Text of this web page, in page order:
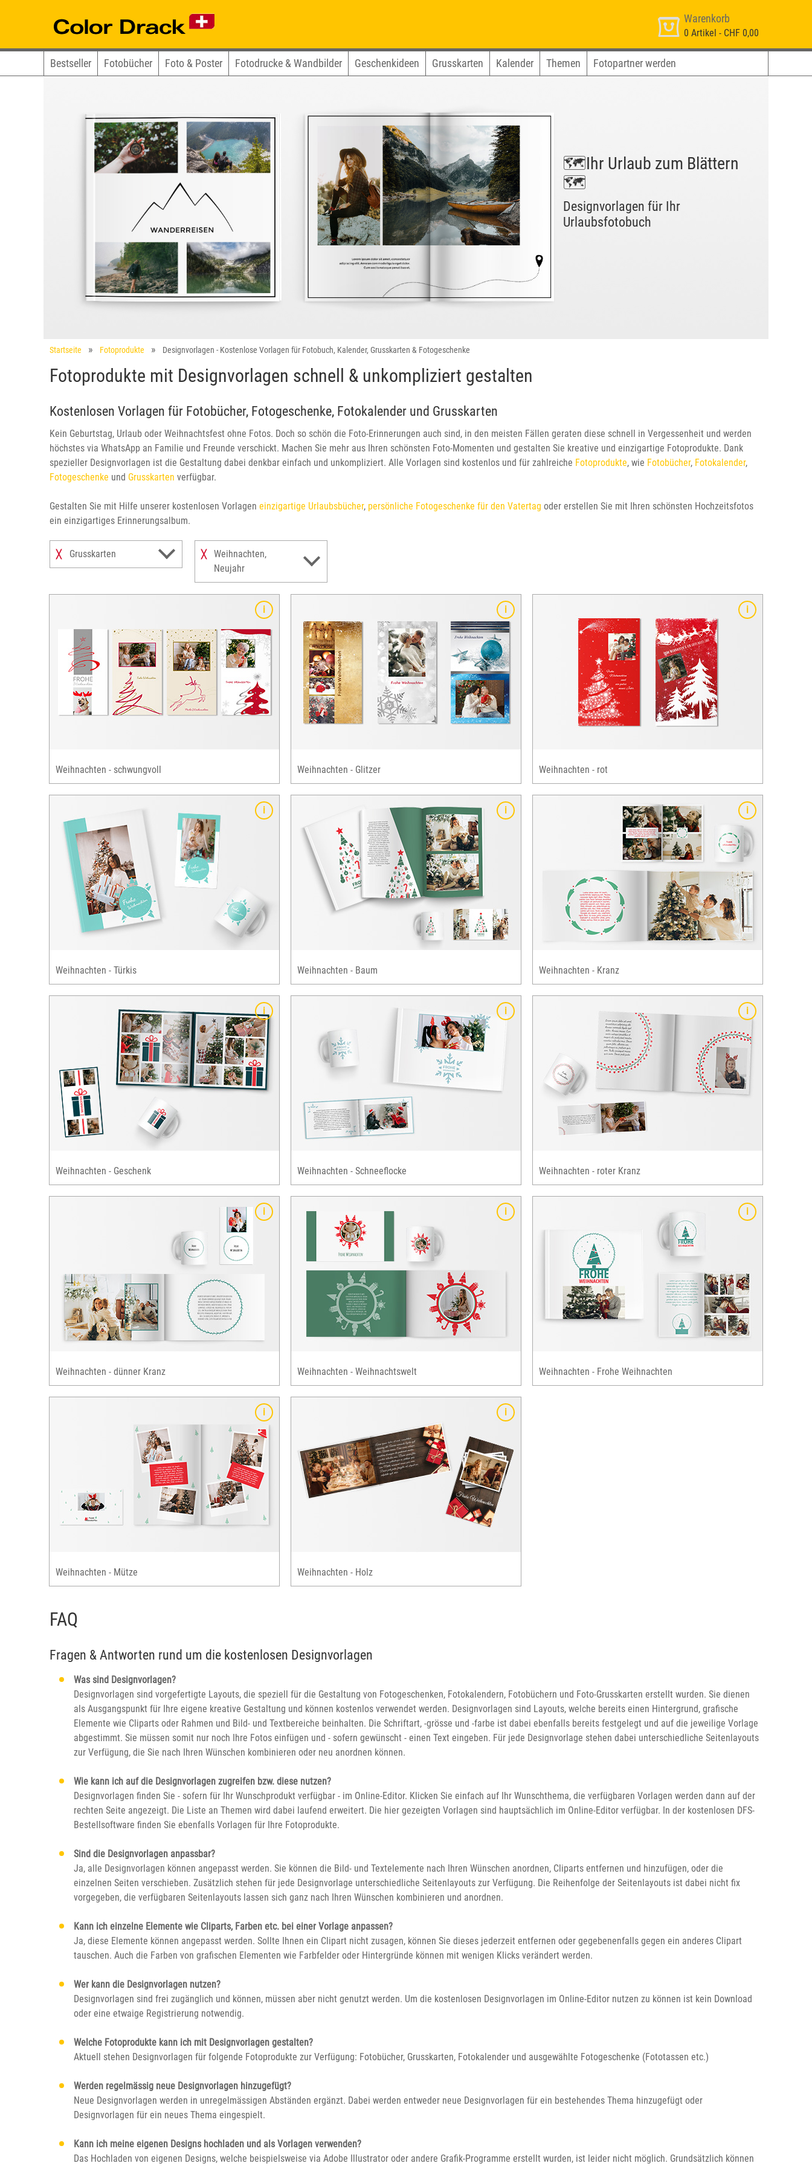
Warenkorb
0 Artikel - CHF 0,00
Bestseller Fotobücher Foto & Poster Fotodrucke & Wandbilder Geschenkideen Grusskarten Kalender Themen Fotopartner werden
🗺️Ihr Urlaub zum Blättern
🗺️
Designvorlagen für Ihr
Urlaubsfotobuch
Startseite Fotoprodukte Designvorlagen - Kostenlose Vorlagen für Fotobuch, Kalender, Grusskarten & Fotogeschenke
Fotoprodukte mit Designvorlagen schnell & unkompliziert gestalten
Kostenlosen Vorlagen für Fotobücher, Fotogeschenke, Fotokalender und Grusskarten
Kein Geburtstag, Urlaub oder Weihnachtsfest ohne Fotos. Doch so schön die Foto-Erinnerungen auch sind, in den meisten Fällen geraten diese schnell in Vergessenheit und werden
höchstes via WhatsApp an Familie und Freunde verschickt. Machen Sie mehr aus Ihren schönsten Foto-Momenten und gestalten Sie kreative und einzigartige Fotoprodukte. Dank
spezieller Designvorlagen ist die Gestaltung dabei denkbar einfach und unkompliziert. Alle Vorlagen sind kostenlos und für zahlreiche Fotoprodukte, wie Fotobücher, Fotokalender,
Fotogeschenke und Grusskarten verfügbar.
Gestalten Sie mit Hilfe unserer kostenlosen Vorlagen einzigartige Urlaubsbücher, persönliche Fotogeschenke für den Vatertag oder erstellen Sie mit Ihren schönsten Hochzeitsfotos
ein einzigartiges Erinnerungsalbum.
╳ Grusskarten ╳
Weihnachten,
Neujahr
Weihnachten - schwungvoll Weihnachten - Glitzer
Perfekt für Familien-Weihnachtskarten
festliches Design mit klassischen Winter- und
Weihnachtsmotiven
stimmungsvolle Farben: gold, silber und blau
auch als Design für weihnachtliche
Unternehmensgrüsse ideal
Weihnachten - rot
festliches Design in rot mit klassischen
Weihnachtselementen
klassische Weihnachtsfarbe: rot
Perfekt für festliche Familien-Weihnachtskarten
auch als Design für Firmen-Weihnachtsgrüsse
ideal
für alle Grusskarten-Formate verfügbar
Weihnachten - Türkis Weihnachten - Baum
ansprechendes Design & klassische
Weihnachtsobjekte
festliche Farben: rot & grün
Perfekt für Familien-Weihnachtskarten &
einzigartige Fotogeschenke
für zahlreiche Fotobuch-Formate, alle
Grusskarten & ausgewählte Fotogeschenke
verfügbar
Weihnachten - Kranz
Weniger ist mehr - minimalistisches, modernes
Design
festliche Farben & Elemente: rot & grün
Ideal für Ihr Weihnachts-Fotobuch: kombinieren
Sie 9 unterschiedliche Layouts
für zahlreiche Fotobuch-Formate, alle
Grusskarten & ausgewählte Fotogeschenke
Weihnachten - Geschenk Weihnachten - Schneeflocke
reduziertes, schlichtes Design
Wintermotiv: Schneeflocke
klassische Weihnachtsfarbe: blau
für zahlreiche Fotobuch-Formate, alle
Grusskarten & ausgewählte Fotogeschenke
verfügbar
Weihnachten - roter Kranz
Weihnachtsvorlage im skandinavischen Design
zentrales Motiv: Kranz
klassische Weihnachtsfarben: rot und grün
für zahlreiche Fotobuch-Formate, alle
Grusskarten & ausgewählte Fotogeschenke
verfügbar
Weihnachten - dünner Kranz Weihnachten - Weihnachtswelt
verspieltes, festliches Design im skandinavischen
klassische Weihnachtsfarben: rot & grün
bekannte Weihnachtselemente: Geschenk,
Zuckerstange, Baum, Schneemann, Schneeflocke
etc.
für zahlreiche Fotobuch-Formate, alle
Grusskarten & ausgewählte Fotogeschenke
Weihnachten - Frohe Weihnachten
Details
feierliches, modernes Design
klassische Weihnachtsfarben: rot & grün
klassisches Weihnachtsmotiv: Schneekugel bzw.
Christbaum mit Kugeln
für zahlreiche Fotobuch-Formate, alle
Grusskarten & ausgewählte Fotogeschenke
verfügbar
Weihnachten - Mütze Weihnachten - Holz
klassisches, festliches Design
festliche Weihnachtselemente: Holz & Geschenke
Perfekt für Familien-Weihnachtskarten
für alle Grusskarten-Formate verfügbar
FAQ
Fragen & Antworten rund um die kostenlosen Designvorlagen
Was sind Designvorlagen?
Designvorlagen sind vorgefertigte Layouts, die speziell für die Gestaltung von Fotogeschenken, Fotokalendern, Fotobüchern und Foto-Grusskarten erstellt wurden. Sie dienen
als Ausgangspunkt für Ihre eigene kreative Gestaltung und können kostenlos verwendet werden. Designvorlagen sind Layouts, welche bereits einen Hintergrund, grafische
Elemente wie Cliparts oder Rahmen und Bild- und Textbereiche beinhalten. Die Schriftart, -grösse und -farbe ist dabei ebenfalls bereits festgelegt und auf die jeweilige Vorlage
abgestimmt. Sie müssen somit nur noch Ihre Fotos einfügen und - sofern gewünscht - einen Text eingeben. Für jede Designvorlage stehen dabei unterschiedliche Seitenlayouts
zur Verfügung, die Sie nach Ihren Wünschen kombinieren oder neu anordnen können.
Wie kann ich auf die Designvorlagen zugreifen bzw. diese nutzen?
Designvorlagen finden Sie - sofern für Ihr Wunschprodukt verfügbar - im Online-Editor. Klicken Sie einfach auf Ihr Wunschthema, die verfügbaren Vorlagen werden dann auf der
rechten Seite angezeigt. Die Liste an Themen wird dabei laufend erweitert. Die hier gezeigten Vorlagen sind hauptsächlich im Online-Editor verfügbar. In der kostenlosen DFS-
Bestellsoftware finden Sie ebenfalls Vorlagen für Ihre Fotoprodukte.
Sind die Designvorlagen anpassbar?
Ja, alle Designvorlagen können angepasst werden. Sie können die Bild- und Textelemente nach Ihren Wünschen anordnen, Cliparts entfernen und hinzufügen, oder die
einzelnen Seiten verschieben. Zusätzlich stehen für jede Designvorlage unterschiedliche Seitenlayouts zur Verfügung. Die Reihenfolge der Seitenlayouts ist dabei nicht fix
vorgegeben, die verfügbaren Seitenlayouts lassen sich ganz nach Ihren Wünschen kombinieren und anordnen.
Kann ich einzelne Elemente wie Cliparts, Farben etc. bei einer Vorlage anpassen?
Ja, diese Elemente können angepasst werden. Sollte Ihnen ein Clipart nicht zusagen, können Sie dieses jederzeit entfernen oder gegebenenfalls gegen ein anderes Clipart
tauschen. Auch die Farben von grafischen Elementen wie Farbfelder oder Hintergründe können mit wenigen Klicks verändert werden.
Wer kann die Designvorlagen nutzen?
Designvorlagen sind frei zugänglich und können, müssen aber nicht genutzt werden. Um die kostenlosen Designvorlagen im Online-Editor nutzen zu können ist kein Download
oder eine etwaige Registrierung notwendig.
Welche Fotoprodukte kann ich mit Designvorlagen gestalten?
Aktuell stehen Designvorlagen für folgende Fotoprodukte zur Verfügung: Fotobücher, Grusskarten, Fotokalender und ausgewählte Fotogeschenke (Fototassen etc.)
Werden regelmässig neue Designvorlagen hinzugefügt?
Neue Designvorlagen werden in unregelmässigen Abständen ergänzt. Dabei werden entweder neue Designvorlagen für ein bestehendes Thema hinzugefügt oder
Designvorlagen für ein neues Thema eingespielt.
Kann ich meine eigenen Designs hochladen und als Vorlagen verwenden?
Das Hochladen von eigenen Designs, welche beispielsweise via Adobe Illustrator oder andere Grafik-Programme erstellt wurden, ist leider nicht möglich. Grundsätzlich können